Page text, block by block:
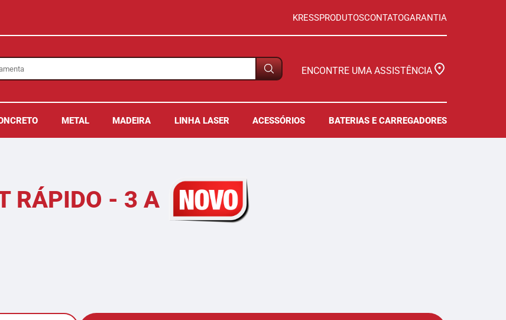
KRESSPRODUTOSCONTATOGARANTIA
ENCONTRE UMA ASSISTÊNCIA
METAL MADEIRA LINHA LASER ACESSÓRIOS BATERIAS E CARREGADORES
RÁPIDO - 3 A